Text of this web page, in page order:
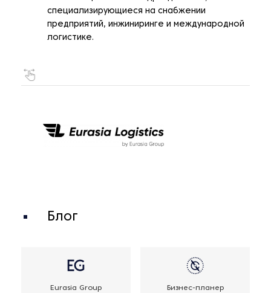
специализирующиеся на снабжении
предприятий, инжиниринге и международной
логистике.
Блог
Eurasia Group
Бизнес-планер